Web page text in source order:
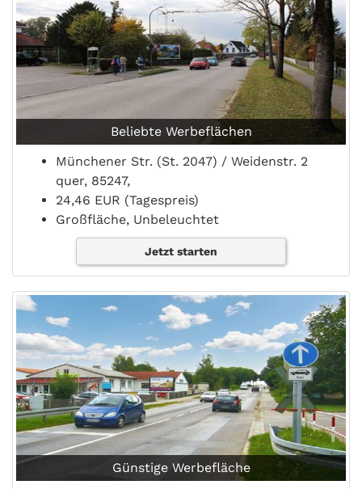
Beliebte Werbeflächen
Münchener Str. (St. 2047) / Weidenstr. 2
quer, 85247,
24,46 EUR (Tagespreis)
Großfläche, Unbeleuchtet
Jetzt starten
Günstige Werbefläche